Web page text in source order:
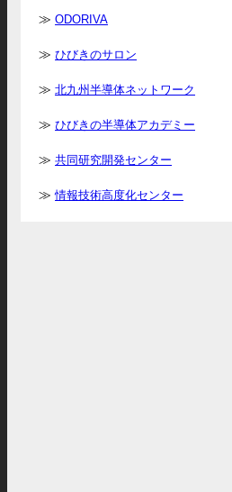
ODORIVA
ひびきのサロン
北九州半導体ネットワーク
ひびきの半導体アカデミー
共同研究開発センター
情報技術高度化センター